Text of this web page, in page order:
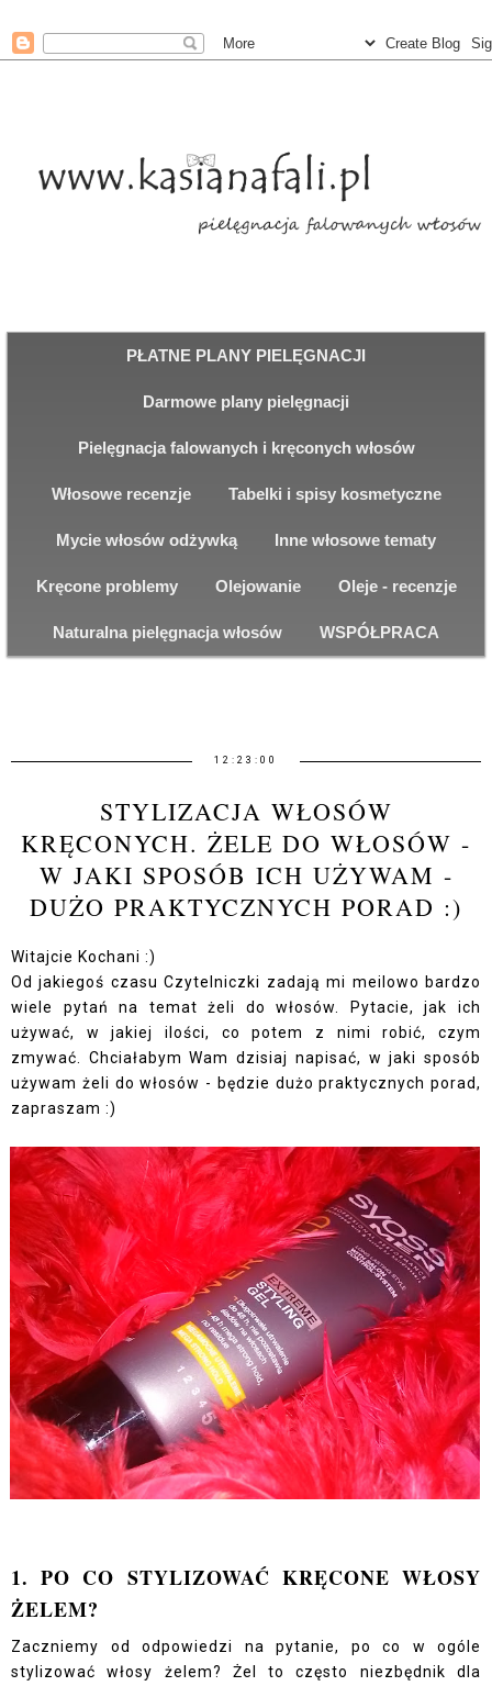
PŁATNE PLANY PIELĘGNACJI
Darmowe plany pielęgnacji
Pielęgnacja falowanych i kręconych włosów
Włosowe recenzje Tabelki i spisy kosmetyczne
Mycie włosów odżywką Inne włosowe tematy
Kręcone problemy Olejowanie Oleje - recenzje
Naturalna pielęgnacja włosów WSPÓŁPRACA
12:23:00
STYLIZACJA WŁOSÓW
KRĘCONYCH. ŻELE DO WŁOSÓW -
W JAKI SPOSÓB ICH UŻYWAM -
DUŻO PRAKTYCZNYCH PORAD :)
Witajcie Kochani :)
Od jakiegoś czasu Czytelniczki zadają mi meilowo bardzo
wiele pytań na temat żeli do włosów. Pytacie, jak ich
używać, w jakiej ilości, co potem z nimi robić, czym
zmywać. Chciałabym Wam dzisiaj napisać, w jaki sposób
używam żeli do włosów - będzie dużo praktycznych porad,
zapraszam :)
1. PO CO STYLIZOWAĆ KRĘCONE WŁOSY
ŻELEM?
Zaczniemy od odpowiedzi na pytanie, po co w ogóle
stylizować włosy żelem? Żel to często niezbędnik dla